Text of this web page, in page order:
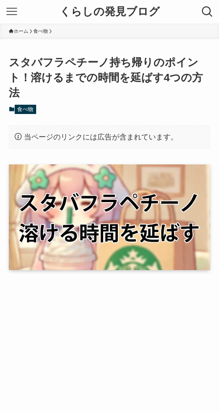
くらしの発見ブログ
ホーム 食べ物
スタバフラペチーノ持ち帰りのポイン
ト！溶けるまでの時間を延ばす4つの方
法
食べ物
当ページのリンクには広告が含まれています。